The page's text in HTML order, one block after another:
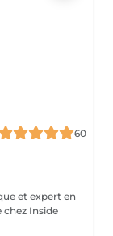
60
et expert en
chez Inside